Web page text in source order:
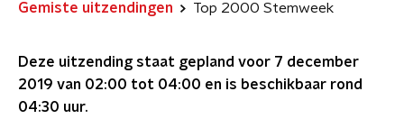
Gemiste uitzendingen Top 2000 Stemweek
Deze uitzending staat gepland voor 7 december
2019 van 02:00 tot 04:00 en is beschikbaar rond
04:30 uur.